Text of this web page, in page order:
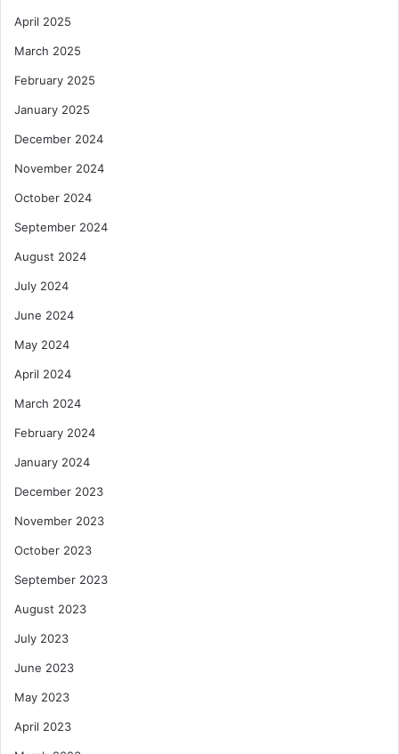
April 2025
March 2025
February 2025
January 2025
December 2024
November 2024
October 2024
September 2024
August 2024
July 2024
June 2024
May 2024
April 2024
March 2024
February 2024
January 2024
December 2023
November 2023
October 2023
September 2023
August 2023
July 2023
June 2023
May 2023
April 2023